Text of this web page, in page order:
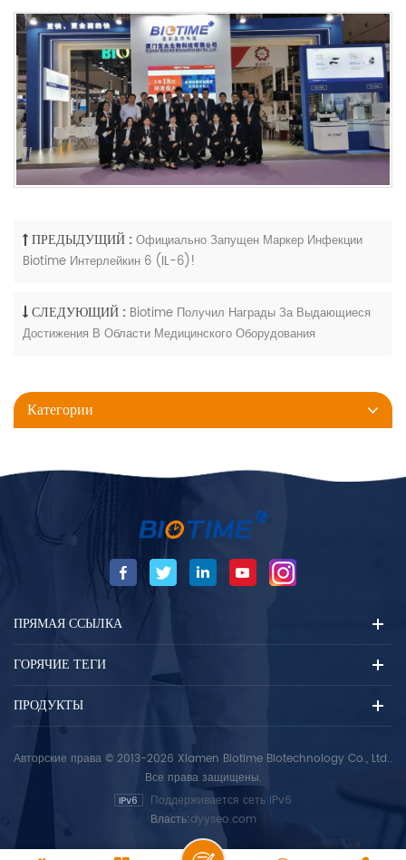
ПРЕДЫДУЩИЙ :Официально Запущен Маркер Инфекции
Biotime Интерлейкин 6 (IL-6)!
СЛЕДУЮЩИЙ : Biotime Получил Награды За Выдающиеся
Достижения В Области Медицинского Оборудования
Категории
ПРЯМАЯ ССЫЛКА
ГОРЯЧИЕ ТЕГИ
ПРОДУКТЫ
Авторские права © 2013-2026 Xiamen Biotime Biotechnology Co., Ltd..
Все права защищены.
Поддерживается сеть IPv6
Власть:dyyseo.com